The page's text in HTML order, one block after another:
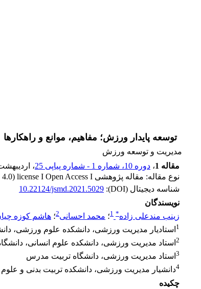
توسعه پایدار ورزش؛ مفاهیم، موانع و راهکارها
مدیریت و توسعه ورزش
مقاله 1
، دوره 10، شماره 1 - شماره پیاپی 25 ، اردیبهشت
نوع مقاله: مقاله پژوهشی Released under (CC BY-NC 4.0) license I Open Access I
شناسه دیجیتال (DOI):
10.22124/jsmd.2021.5029
نویسندگان
زینب مندعلی زاده*
1؛ محمد احسانی2؛ هاشم کوزه
1 استادیار مدیریت ورزشی، دانشکده علوم ورزشی،
2 استاد مدیریت ورزشی، دانشکده علوم انسانی،
3 استاد مدیریت ورزشی، دانشگاه تربیت مدرس
4دانشیار مدیریت ورزشی، دانشکده تربیت بدنی و
چکیده